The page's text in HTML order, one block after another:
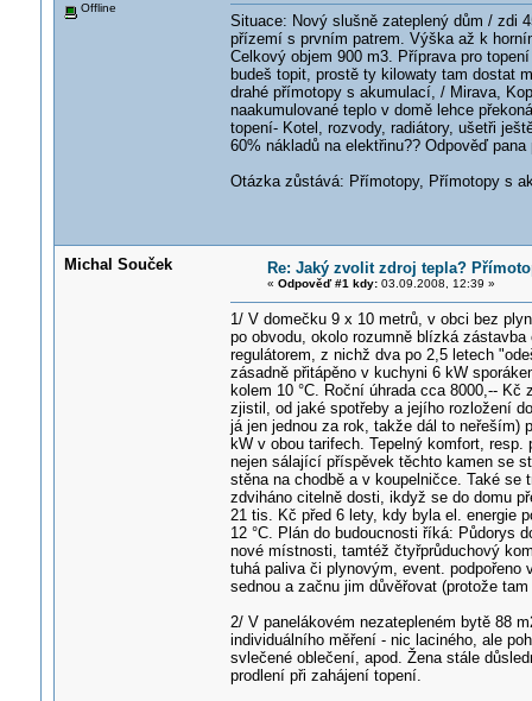
Offline
Situace: Nový slušně zateplený dům / zdi
přízemí s prvním patrem. Výška až k
Celkový objem 900 m3. Příprava pro
budeš topit, prostě ty kilowaty tam dostat
drahé přímotopy s akumulací, / Mirava,
naakumulované teplo v domě lehce
topení- Kotel, rozvody, radiátory, ušetři
60% nákladů na elektřinu?? Odpověď
Otázka zůstává: Přímotopy, Přímotopy s
Michal Souček Re: Jaký zvolit zdroj tepla?
« Odpověď #1 kdy:03.09.2008, 12:39 »
1/ V domečku 9 x 10 metrů, v obci bez
po obvodu, okolo rozumně blízká
regulátorem, z nichž dva po 2,5 letech
zásadně přitápěno v kuchyni 6 kW
kolem 10 °C. Roční úhrada cca 8000,--
zjistil, od jaké spotřeby a jejího rozložení
já jen jednou za rok, takže dál to neřeším)
kW v obou tarifech. Tepelný komfort,
nejen sálající příspěvek těchto kamen se
stěna na chodbě a v koupelničce. Také se
zdviháno citelně dosti, ikdyž se do domu
21 tis. Kč před 6 lety, kdy byla el. energie
12 °C. Plán do budoucnosti říká: Půdorys
nové místnosti, tamtéž čtyřprůduchový
tuhá paliva či plynovým, event.
sednou a začnu jim důvěřovat (protože
2/ V panelákovém nezatepleném bytě 88
individuálního měření - nic laciného, ale
svlečené oblečení, apod. Žena stále
prodlení při zahájení topení.